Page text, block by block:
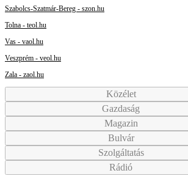
Szabolcs-Szatmár-Bereg - szon.hu
Tolna - teol.hu
Vas - vaol.hu
Veszprém - veol.hu
Zala - zaol.hu
Közélet
Gazdaság
Magazin
Bulvár
Szolgáltatás
Rádió